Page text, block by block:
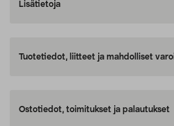
Lisätietoja
Tuotetiedot, liitteet ja mahdolliset
Ostotiedot, toimitukset ja palautukset